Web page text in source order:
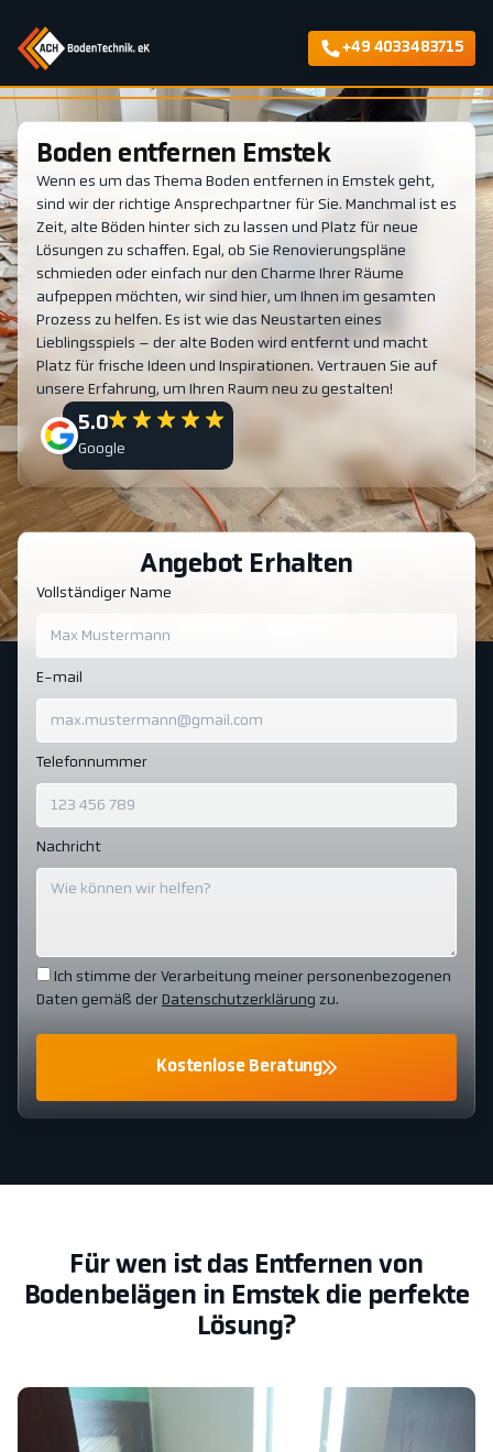
+49 4033483715
Boden entfernen Emstek
Wenn es um das Thema Boden entfernen in Emstek geht,
sind wir der richtige Ansprechpartner für Sie. Manchmal ist es
Zeit, alte Böden hinter sich zu lassen und Platz für neue
Lösungen zu schaffen. Egal, ob Sie Renovierungspläne
schmieden oder einfach nur den Charme Ihrer Räume
aufpeppen möchten, wir sind hier, um Ihnen im gesamten
Prozess zu helfen. Es ist wie das Neustarten eines
Lieblingsspiels – der alte Boden wird entfernt und macht
Platz für frische Ideen und Inspirationen. Vertrauen Sie auf
unsere Erfahrung, um Ihren Raum neu zu gestalten!
5.0
Google
Angebot Erhalten
Vollständiger Name
E-mail
Telefonnummer
Nachricht
Ich stimme der Verarbeitung meiner personenbezogenen
Daten gemäß der Datenschutzerklärung zu.
Kostenlose Beratung
Für wen ist das Entfernen von
Bodenbelägen in Emstek die perfekte
Lösung?